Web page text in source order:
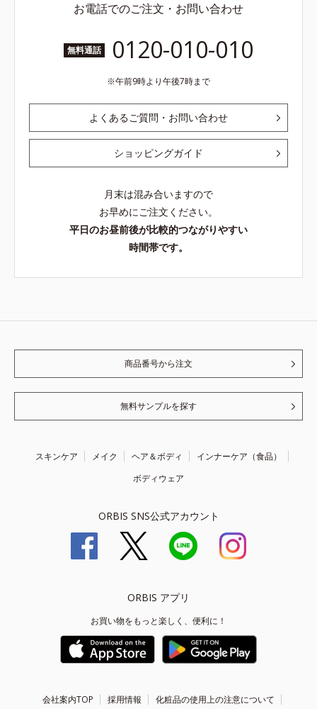
お電話でのご注文・お問い合わせ
無料通話 0120-010-010
午前9時より午後7時まで
よくあるご質問・お問い合わせ
ショッピングガイド
月末は混み合いますので
お早めにご注文ください。
平日のお昼前後が比較的つながりやすい
時間帯です。
商品番号から注文
無料サンプルを探す
スキンケア メイク ヘア＆ボディ
インナーケア（食品）
ボディウェア
ORBIS SNS公式アカウント
ORBIS アプリ
お買い物をもっと楽しく、便利に！
会社案内TOP 採用情報 化粧品の使用上の注意について